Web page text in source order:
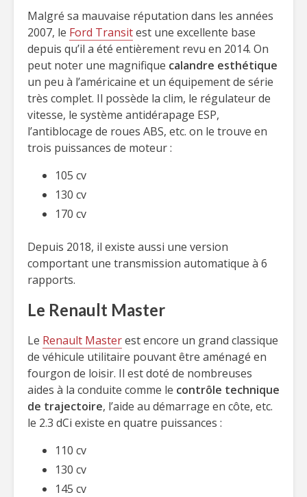
Malgré sa mauvaise réputation dans les années
2007, le Ford Transitest une excellente base
depuis qu’il a été entièrement revu en 2014. On
peut noter une magnifique calandre esthétique
un peu à l’américaine et un équipement de série
très complet. Il possède la clim, le régulateur de
vitesse, le système antidérapage ESP,
l’antiblocage de roues ABS, etc. on le trouve en
trois puissances de moteur :
105 cv
130 cv
170 cv
Depuis 2018, il existe aussi une version
comportant une transmission automatique à 6
rapports.
Le Renault Master
Le Renault Masterest encore un grand classique
de véhicule utilitaire pouvant être aménagé en
fourgon de loisir. Il est doté de nombreuses
aides à la conduite comme le contrôle technique
de trajectoire, l’aide au démarrage en côte, etc.
le 2.3 dCi existe en quatre puissances :
110 cv
130 cv
145 cv